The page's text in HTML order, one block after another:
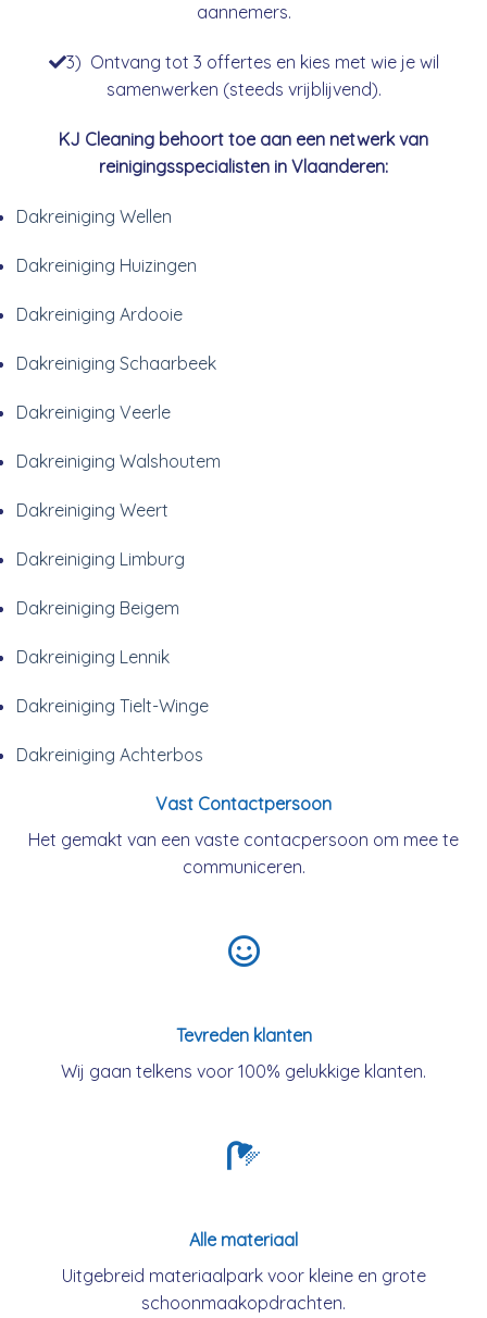
aannemers.
3) Ontvang tot 3 offertes en kies met wie je wil
samenwerken (steeds vrijblijvend).
KJ Cleaning behoort toe aan een netwerk van
reinigingsspecialisten in Vlaanderen:
Dakreiniging Wellen
Dakreiniging Huizingen
Dakreiniging Ardooie
Dakreiniging Schaarbeek
Dakreiniging Veerle
Dakreiniging Walshoutem
Dakreiniging Weert
Dakreiniging Limburg
Dakreiniging Beigem
Dakreiniging Lennik
Dakreiniging Tielt-Winge
Dakreiniging Achterbos
Vast Contactpersoon
Het gemakt van een vaste contacpersoon om mee te
communiceren.
Tevreden klanten
Wij gaan telkens voor 100% gelukkige klanten.
Alle materiaal
Uitgebreid materiaalpark voor kleine en grote
schoonmaakopdrachten.